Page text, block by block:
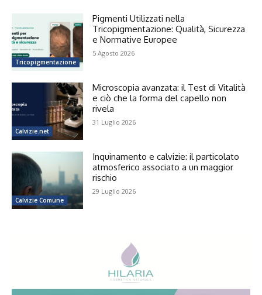
Tricopigmentazione
Pigmenti Utilizzati nella
Tricopigmentazione: Qualità, Sicurezza
e Normative Europee
5 Agosto 2026
Calvizie.net
Microscopia avanzata: il Test di Vitalità
e ciò che la forma del capello non
rivela
31 Luglio 2026
Calvizie Comune
Inquinamento e calvizie: il particolato
atmosferico associato a un maggior
rischio
29 Luglio 2026